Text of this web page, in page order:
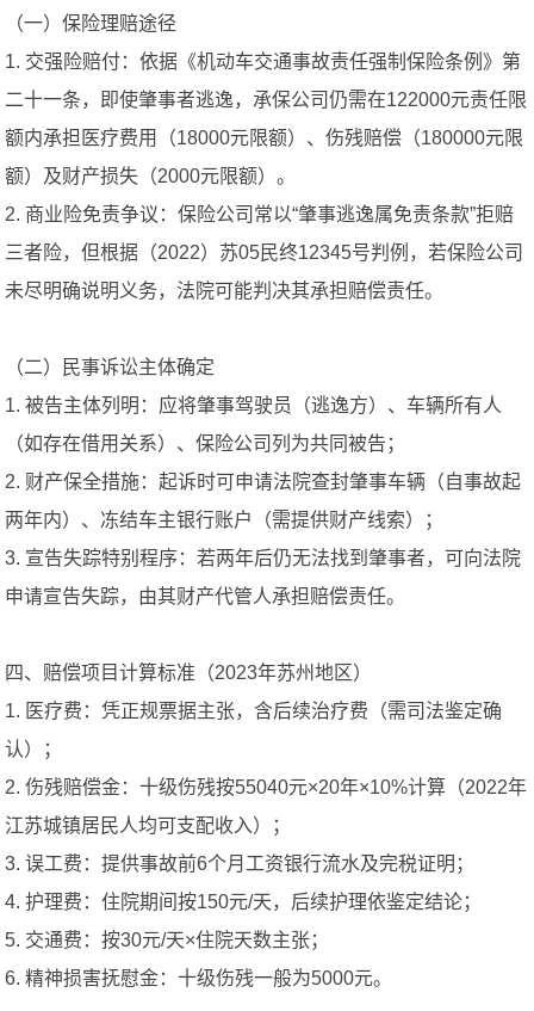
（一）保险理赔途径
1. 交强险赔付：依据《机动车交通事故责任强制保险条例》第
二十一条，即使肇事者逃逸，承保公司仍需在122000元责任限
额内承担医疗费用（18000元限额）、伤残赔偿（180000元限
额）及财产损失（2000元限额）。
2. 商业险免责争议：保险公司常以“肇事逃逸属免责条款”拒赔
三者险，但根据（2022）苏05民终12345号判例，若保险公司
未尽明确说明义务，法院可能判决其承担赔偿责任。
（二）民事诉讼主体确定
1. 被告主体列明：应将肇事驾驶员（逃逸方）、车辆所有人
（如存在借用关系）、保险公司列为共同被告；
2. 财产保全措施：起诉时可申请法院查封肇事车辆（自事故起
两年内）、冻结车主银行账户（需提供财产线索）；
3. 宣告失踪特别程序：若两年后仍无法找到肇事者，可向法院
申请宣告失踪，由其财产代管人承担赔偿责任。
四、赔偿项目计算标准（2023年苏州地区）
1. 医疗费：凭正规票据主张，含后续治疗费（需司法鉴定确
认）；
2. 伤残赔偿金：十级伤残按55040元×20年×10%计算（2022年
江苏城镇居民人均可支配收入）；
3. 误工费：提供事故前6个月工资银行流水及完税证明；
4. 护理费：住院期间按150元/天，后续护理依鉴定结论；
5. 交通费：按30元/天×住院天数主张；
6. 精神损害抚慰金：十级伤残一般为5000元。